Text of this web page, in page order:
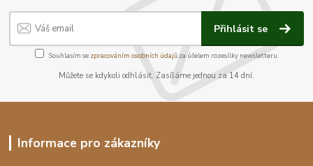
Přihlásit se
Souhlasím se zpracováním osobních údajůza účelem rozesílky newsletteru.
Můžete se kdykoli odhlásit. Zasíláme jednou za 14 dní.
Informace pro zákazníky